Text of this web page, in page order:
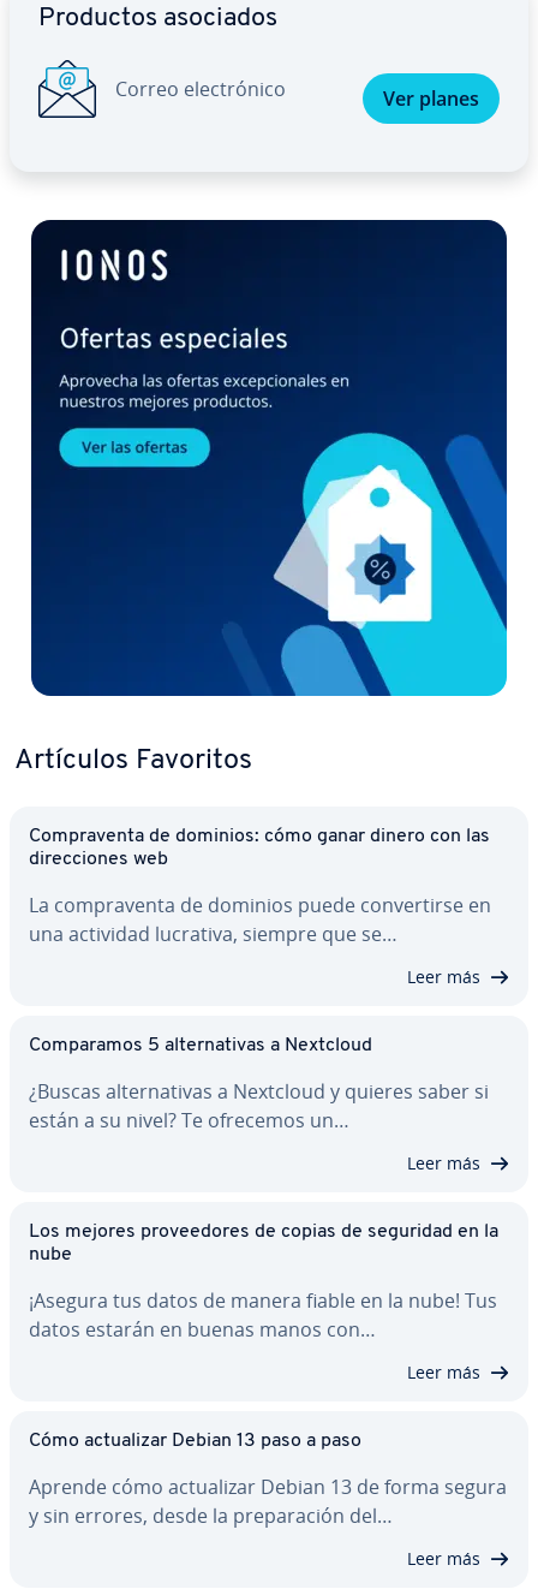
Productos asociados
Correo ele­c­tró­ni­co Ver planes
Artículos Favoritos
Co­m­pra­ve­n­ta de dominios: cómo ganar dinero con las
di­re­c­cio­nes web
La co­m­pra­ve­n­ta de dominios puede co­n­ve­r­ti­r­se en
una actividad lucrativa, siempre que se…
Leer más
Co­m­pa­ra­mos 5 al­te­r­na­ti­vas a Nextcloud
¿Buscas al­te­r­na­ti­vas a Nextcloud y quieres saber si
están a su nivel? Te ofrecemos un…
Leer más
Los mejores pro­vee­do­res de copias de seguridad en la
nube
¡Asegura tus datos de manera fiable en la nube! Tus
datos estarán en buenas manos con…
Leer más
Cómo ac­tua­li­zar Debian 13 paso a paso
Aprende cómo ac­tua­li­zar Debian 13 de forma segura
y sin errores, desde la pre­pa­ra­ción del…
Leer más